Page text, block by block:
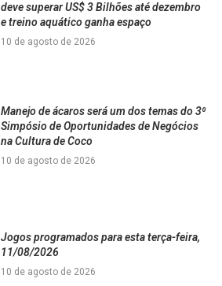
deve superar US$ 3 Bilhões até dezembro
e treino aquático ganha espaço
10 de agosto de 2026
Manejo de ácaros será um dos temas do 3⁰
Simpósio de Oportunidades de Negócios
na Cultura de Coco
10 de agosto de 2026
Jogos programados para esta terça-feira,
11/08/2026
10 de agosto de 2026